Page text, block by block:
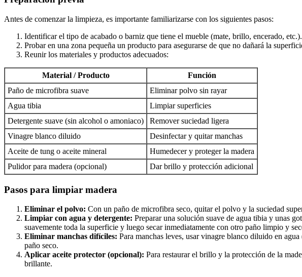
Antes de comenzar la limpieza, es importante familiarizarse con los siguientes pasos:
Identificar el tipo de acabado o barniz que tiene el mueble (mate, brillo, encerado, etc.).
Probar en una zona pequeña un producto para asegurarse de que no dañará la
Reunir los materiales y productos adecuados:
Material / Producto
Función
Paño de microfibra suave
Eliminar polvo sin rayar
Agua tibia
Limpiar superficies
Detergente suave (sin alcohol o amoniaco)
Remover suciedad ligera
Vinagre blanco diluido
Desinfectar y quitar manchas
Aceite de tung o aceite mineral
Humedecer y proteger la madera
Pulidor para madera (opcional)
Dar brillo y protección adicional
Pasos para limpiar madera
Eliminar el polvo: Con un paño de microfibra seco, quitar el polvo y la suciedad
Limpiar con agua y detergente: Preparar una solución suave de agua tibia y unas
suavemente toda la superficie y luego secar inmediatamente con otro paño limpio y
Eliminar manchas difíciles: Para manchas leves, usar vinagre blanco diluido en
paño seco.
Aplicar aceite protector (opcional): Para restaurar el brillo y la protección de la
brillante.